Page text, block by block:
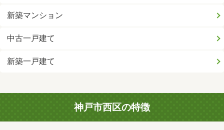
新築マンション
中古一戸建て
新築一戸建て
神戸市西区の特徴